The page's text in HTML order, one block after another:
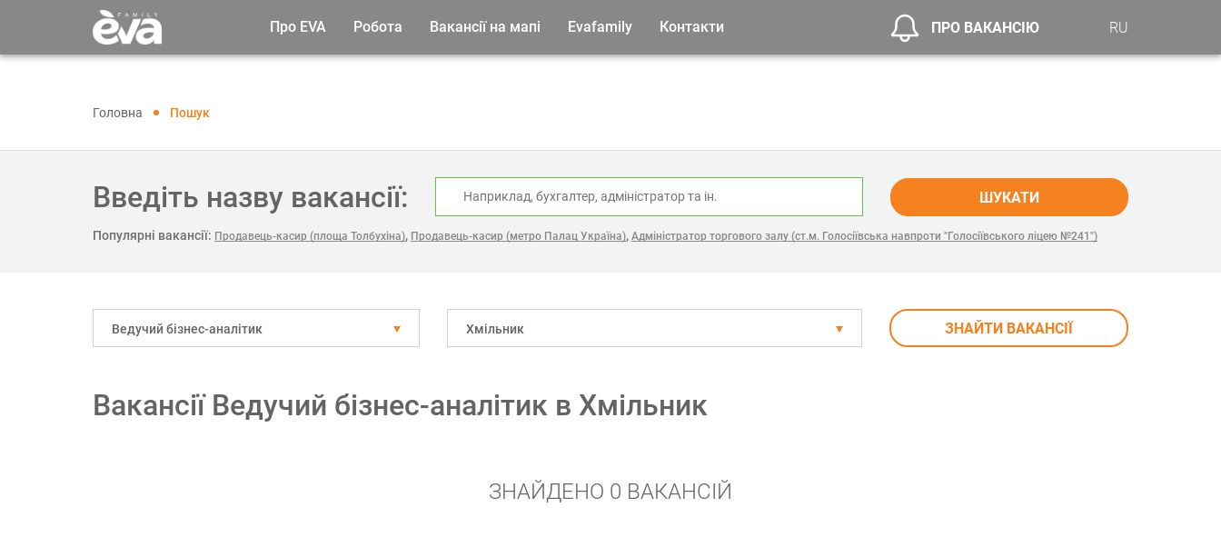
Про EVA Робота Вакансії на мапі Evafamily Контакти ПРО ВАКАНСІЮ RU
Головна Пошук
Введіть назву вакансії: ШУКАТИ
Популярні вакансії: Продавець-касир (площа Толбухіна), Продавець-касир (метро Палац Україна), Адміністратор торгового залу (ст.м. Голосіївська навпроти "Голосіївського ліцею №241")
Ведучий бізнес-аналітик Хмільник ЗНАЙТИ ВАКАНСІЇ
Вакансії Ведучий бізнес-аналітик в Хмільник
ЗНАЙДЕНО 0 ВАКАНСІЙ